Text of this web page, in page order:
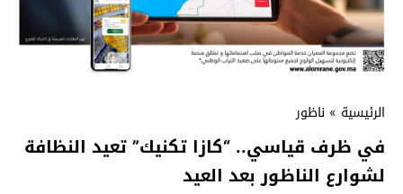
الرئيسية » ناظور
في ظرف قياسي.. “كازا تكنيك” تعيد النظافة
لشوارع الناظور بعد العيد